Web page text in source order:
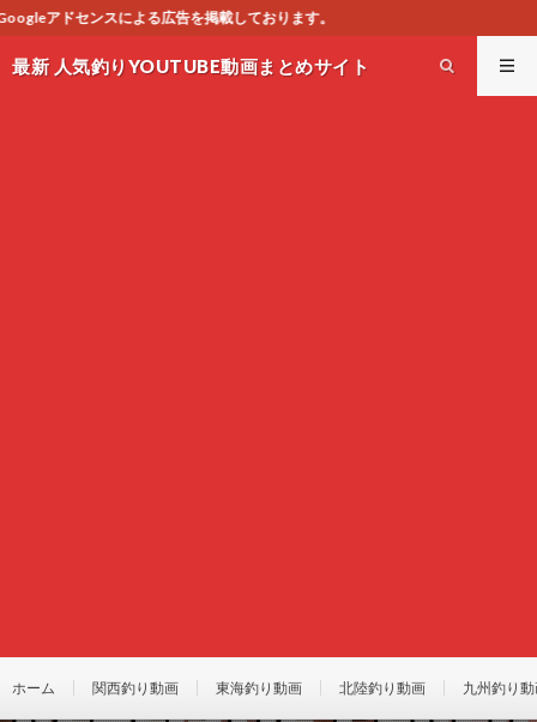
おります。
最新 人気釣りYOUTUBE動画まとめサイト
ホーム 関西釣り動画 東海釣り動画 北陸釣り動画 九州釣り